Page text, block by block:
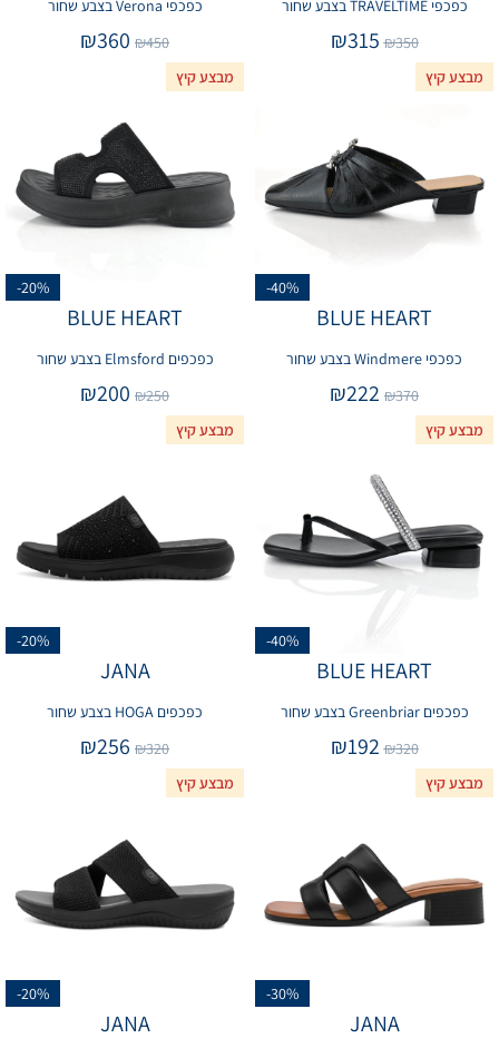
כפכפי TRAVELTIME בצבע שחור
₪350
₪315
כפכפי Verona בצבע שחור
₪450
₪360
מבצע קיץ
-40%
BLUE HEART
כפכפי Windmere בצבע שחור
₪370
₪222
מבצע קיץ
-20%
BLUE HEART
כפכפים Elmsford בצבע שחור
₪250
₪200
מבצע קיץ
-40%
BLUE HEART
כפכפים Greenbriar בצבע שחור
₪320
₪192
מבצע קיץ
-20%
JANA
כפכפים HOGA בצבע שחור
₪320
₪256
מבצע קיץ
-30%
JANA
מבצע קיץ
-20%
JANA